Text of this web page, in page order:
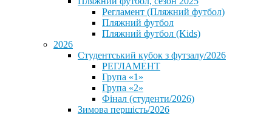
Регламент (Пляжний футбол)
Пляжний футбол
Пляжний футбол (Kids)
2026
Студентський кубок з футзалу/2026
РЕГЛАМЕНТ
Група «1»
Група «2»
Фінал (студенти/2026)
⁨Зимова першість/2026⁩